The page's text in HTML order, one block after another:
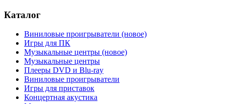
Каталог
Виниловые проигрыватели (новое)
Игры для ПК
Музыкальные центры (новое)
Музыкальные центры
Плееры DVD и Blu-ray
Виниловые проигрыватели
Игры для приставок
Концертная акустика